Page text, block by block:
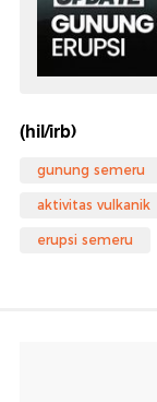
(hil/irb)
gunung semeru
aktivitas vulkanik
erupsi semeru